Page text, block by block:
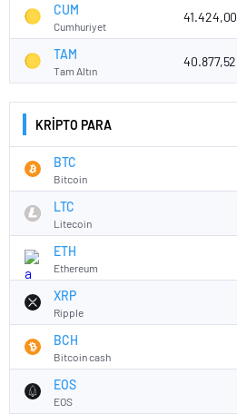
CUM
Cumhuriyet
41.424,00
TAM
Tam Altın
40.877,52
KRİPTO PARA
BTC
Bitcoin
LTC
Litecoin
ETH
Ethereum
XRP
Ripple
BCH
Bitcoin cash
EOS
EOS